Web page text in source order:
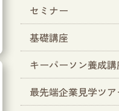
セミナー
基礎講座
キーパーソン養成講
最先端企業見学ツア